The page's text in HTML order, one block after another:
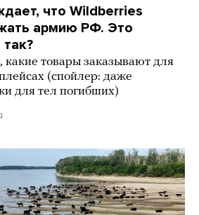
что Wildberries
армию РФ. Это
какие товары заказывают для
(спойлер: даже
для тел погибших)